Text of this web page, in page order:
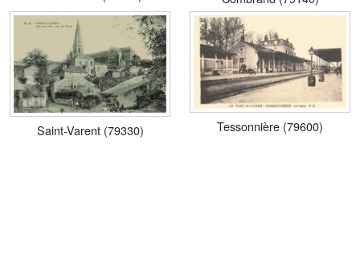
Saint-Varent (79330) Tessonnière (79600)